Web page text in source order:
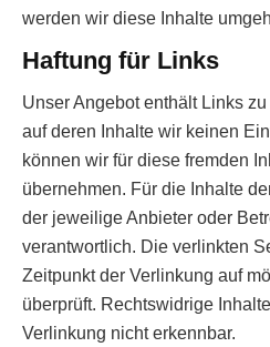
werden wir diese Inhalte
Haftung für Links
Unser Angebot enthält Links
auf deren Inhalte wir keinen
können wir für diese fremden
übernehmen. Für die Inhalte
der jeweilige Anbieter oder
verantwortlich. Die verlinkten
Zeitpunkt der Verlinkung auf
überprüft. Rechtswidrige
Verlinkung nicht erkennbar.